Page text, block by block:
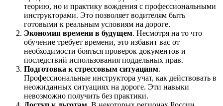
теорию, но и практику вождения с профессиональными
инструкторами. Это позволяет водителям быть
готовыми к реальным условиям на дороге.
Экономия времени в будущем. Несмотря на то что
обучение требует времени, это избавит вас от
необходимости бояться проверок документов и
последствий использования поддельных прав.
Подготовка к стрессовым ситуациям.
Профессиональные инструктора учат, как действовать в
неожиданных ситуациях на дороге. Эти навыки
невозможно получить без практики.